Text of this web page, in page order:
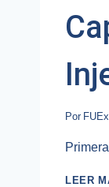
Por
LEER